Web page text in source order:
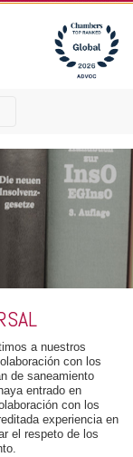
a nuestros
con los
de saneamiento
entrado en
con los
experiencia en
el respeto de los